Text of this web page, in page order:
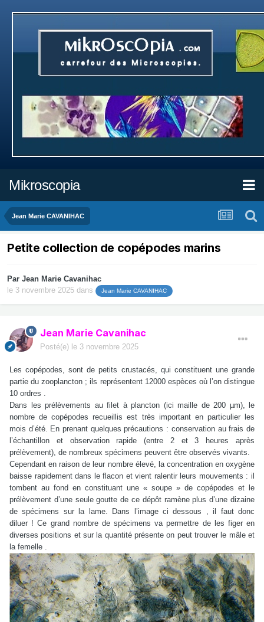
Mikroscopia
Jean Marie CAVANIHAC
Petite collection de copépodes marins
Par Jean Marie Cavanihac
le 3 novembre 2025 dans Jean Marie CAVANIHAC
Jean Marie Cavanihac
Posté(e) le 3 novembre 2025
Les copépodes, sont de petits crustacés, qui constituent une grande
partie du zooplancton ; ils représentent 12000 espèces où l’on distingue
10 ordres .
Dans les prélèvements au filet à plancton (ici maille de 200 µm), le
nombre de copépodes recueillis est très important en particulier les
mois d’été. En prenant quelques précautions : conservation au frais de
l’échantillon et observation rapide (entre 2 et 3 heures après
prélèvement), de nombreux spécimens peuvent être observés vivants.
Cependant en raison de leur nombre élevé, la concentration en oxygène
baisse rapidement dans le flacon et vient ralentir leurs mouvements : il
tombent au fond en constituant une « soupe » de copépodes et le
prélèvement d’une seule goutte de ce dépôt ramène plus d’une dizaine
de spécimens sur la lame. Dans l’image ci dessous , il faut donc
diluer ! Ce grand nombre de spécimens va permettre de les figer en
diverses positions et sur la quantité présente on peut trouver le mâle et
la femelle .